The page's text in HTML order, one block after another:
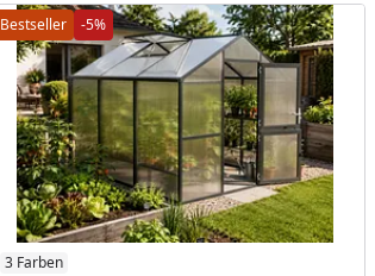
Bestseller -5%
3 Farben